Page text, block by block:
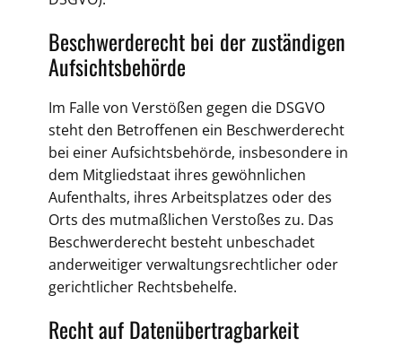
Beschwerde­recht bei der zuständigen
Aufsichts­behörde
Im Falle von Verstößen gegen die DSGVO
steht den Betroffenen ein Beschwerderecht
bei einer Aufsichtsbehörde, insbesondere in
dem Mitgliedstaat ihres gewöhnlichen
Aufenthalts, ihres Arbeitsplatzes oder des
Orts des mutmaßlichen Verstoßes zu. Das
Beschwerderecht besteht unbeschadet
anderweitiger verwaltungsrechtlicher oder
gerichtlicher Rechtsbehelfe.
Recht auf Daten­übertrag­barkeit